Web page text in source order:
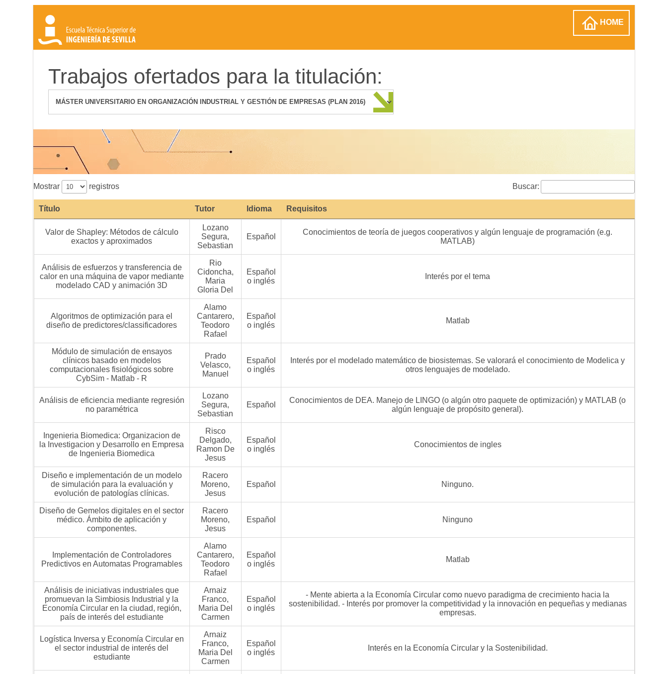
HOME
Trabajos ofertados para la titulación:
Mostrar registros Buscar:
Título Tutor Idioma Requisitos
Valor de Shapley: Métodos de cálculo
exactos y aproximados
Lozano
Segura,
Sebastian
Español
Conocimientos de teoría de juegos cooperativos y algún lenguaje de programación (e.g.
MATLAB)
Análisis de esfuerzos y transferencia de
calor en una máquina de vapor mediante
modelado CAD y animación 3D
Rio
Cidoncha,
Maria
Gloria Del
Español
o inglés
Interés por el tema
Algoritmos de optimización para el
diseño de predictores/classificadores
Alamo
Cantarero,
Teodoro
Rafael
Español
o inglés
Matlab
Módulo de simulación de ensayos
clínicos basado en modelos
computacionales fisiológicos sobre
CybSim - Matlab - R
Prado
Velasco,
Manuel
Español
o inglés
Interés por el modelado matemático de biosistemas. Se valorará el conocimiento de Modelica y
otros lenguajes de modelado.
Análisis de eficiencia mediante regresión
no paramétrica
Lozano
Segura,
Sebastian
Español
Conocimientos de DEA. Manejo de LINGO (o algún otro paquete de optimización) y MATLAB (o
algún lenguaje de propósito general).
Ingenieria Biomedica: Organizacion de
la Investigacion y Desarrollo en Empresa
de Ingenieria Biomedica
Risco
Delgado,
Ramon De
Jesus
Español
o inglés
Conocimientos de ingles
Diseño e implementación de un modelo
de simulación para la evaluación y
evolución de patologías clínicas.
Racero
Moreno,
Jesus
Español Ninguno.
Diseño de Gemelos digitales en el sector
médico. Ámbito de aplicación y
componentes.
Racero
Moreno,
Jesus
Español Ninguno
Implementación de Controladores
Predictivos en Automatas Programables
Alamo
Cantarero,
Teodoro
Rafael
Español
o inglés
Matlab
Análisis de iniciativas industriales que
promuevan la Simbiosis Industrial y la
Economía Circular en la ciudad, región,
país de interés del estudiante
Arnaiz
Franco,
Maria Del
Carmen
Español
o inglés
- Mente abierta a la Economía Circular como nuevo paradigma de crecimiento hacia la
sostenibilidad. - Interés por promover la competitividad y la innovación en pequeñas y medianas
empresas.
Logística Inversa y Economía Circular en
el sector industrial de interés del
estudiante
Arnaiz
Franco,
Maria Del
Carmen
Español
o inglés
Interés en la Economía Circular y la Sostenibilidad.